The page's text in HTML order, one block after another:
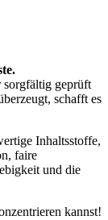
sorgfältig geprüft
schafft es
Inhaltsstoffe,
faire
und die
kannst!